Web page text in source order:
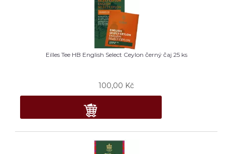
Eilles Tee HB English Select Ceylon černý čaj 25 ks
100,00 Kč